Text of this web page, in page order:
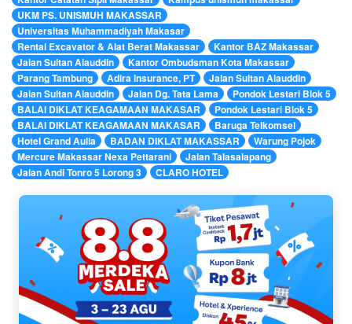
UKM PS. UNISMUH MAKASSAR
Universitas Muhammadiyah Makasar
Rental Excavator & Alat Berat Makassar
Kantor BAZ Makassar
Jalan Sultan Alauddin
Kantor Ombudsman Kota Makassar
Parang Tambung
Adira Insurance, PT
Jalan Sultan Alauddin
Jalan Sultan Alauddin
Jalan Dg. Tata Lama
Pondok Lestari Blok 5
BALAI DIKLAT KEAGAMAAN MAKASAR
Pondok Lestari Blok 5
BALAI DIKLAT KEAGAMAAN MAKASAR
Baruga Telkomsel
Hotel Grand Aulia
BADAN DIKLAT MAKASSAR
Warung Pojok
Mercure Makassar Nexa Pettarani
Jalan Talasalapang
Jalan Andi Tonro 5 Lorong 3
CLARO HOTEL